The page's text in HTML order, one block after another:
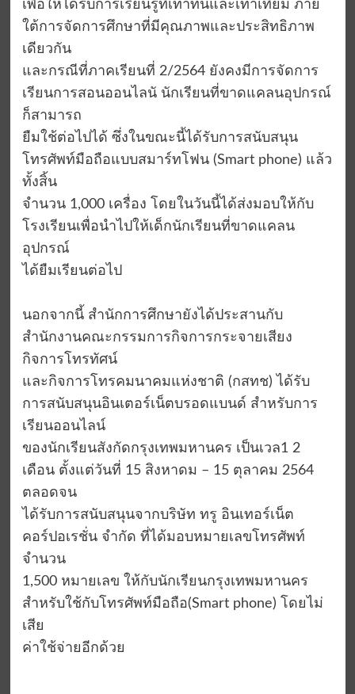
เพื่อให้ได้รับการเรียนรู้ที่เท่าทันและเท่าเทียม ภาย
ใต้การจัดการศึกษาที่มีคุณภาพและประสิทธิภาพ
เดียวกัน
และกรณีที่ภาคเรียนที่ 2/2564 ยังคงมีการจัดการ
เรียนการสอนออนไลนั นักเรียนที่ขาดแคลนอุปกรณ์
ก็สามารถ
ยืมใช้ต่อไปได้ ซึ่งในขณะนี้ได้รับการสนับสนุน
โทรศัพท์มือถือแบบสมาร์ทโฟน (Smart phone) แล้ว
ทั้งสิ้น
จำนวน 1,000 เครื่อง โดยในวันนี้ได้ส่งมอบให้กับ
โรงเรียนเพื่อนำไปให้เด็กนักเรียนที่ขาดแคลน
อุปกรณ์
ได้ยืมเรียนต่อไป
นอกจากนี้ สำนักการศึกษายังได้ประสานกับ
สำนักงานคณะกรรมการกิจการกระจายเสียง
กิจการโทรทัศน์
และกิจการโทรคมนาคมแห่งชาติ (กสทช) ได้รับ
การสนับสนุนอินเตอร์เน็ตบรอดแบนด์ สำหรับการ
เรียนออนไลน์
ของนักเรียนสังกัดกรุงเทพมหานคร เป็นเวล1 2
เดือน ตั้งแต่วันที่ 15 สิงหาดม – 15 ตุลาคม 2564
ตลอดจน
ได้รับการสนับสนุนจากบริษัท ทรู อินเทอร์เน็ต
คอร์ปอเรชั่น จำกัด ที่ได้มอบหมายเลขโทรศัพท์
จำนวน
1,500 หมายเลข ให้กับนักเรียนกรุงเทพมหานคร
สำหรับใช้กับโทรศัพท์มือถือ(Smart phone) โดยไม่
เสีย
ค่าใช้จ่ายอีกด้วย